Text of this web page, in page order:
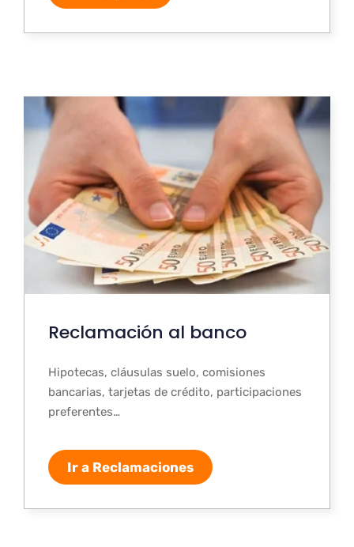
Reclamación al banco
Hipotecas, cláusulas suelo, comisiones
bancarias, tarjetas de crédito, participaciones
preferentes…
Ir a Reclamaciones